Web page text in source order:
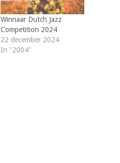
Winnaar Dutch Jazz
Competition 2024
22 december 2024
In "2004"